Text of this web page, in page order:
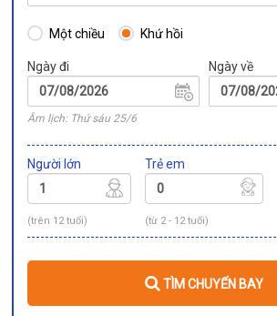
Một chiều Khứ hồi
Ngày đi
Âm lịch: Thứ sáu 25/6
Ngày về
Người lớn
(trên 12 tuổi)
Trẻ em
(từ 2 - 12 tuổi)
TÌM CHUYẾN BAY